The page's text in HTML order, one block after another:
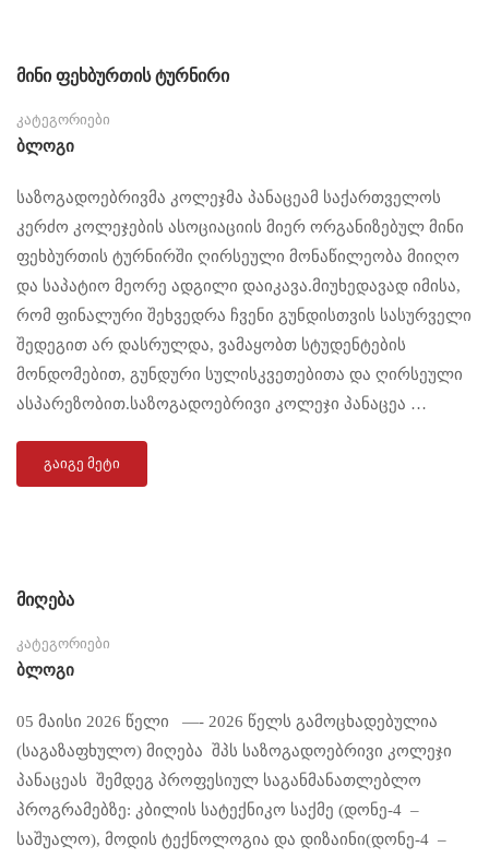
მინი ფეხბურთის ტურნირი
კატეგორიები
Ბლოგი
საზოგადოებრივმა კოლეჯმა პანაცეამ საქართველოს
კერძო კოლეჯების ასოციაციის მიერ ორგანიზებულ მინი
ფეხბურთის ტურნირში ღირსეული მონაწილეობა მიიღო
და საპატიო მეორე ადგილი დაიკავა.მიუხედავად იმისა,
რომ ფინალური შეხვედრა ჩვენი გუნდისთვის სასურველი
შედეგით არ დასრულდა, ვამაყობთ სტუდენტების
მონდომებით, გუნდური სულისკვეთებითა და ღირსეული
ასპარეზობით.საზოგადოებრივი კოლეჯი პანაცეა …
ᲒᲐᲘᲒᲔ ᲛᲔᲢᲘ
მიღება
კატეგორიები
Ბლოგი
05 მაისი 2026 წელი —- 2026 წელს გამოცხადებულია
(საგაზაფხულო) მიღება შპს საზოგადოებრივი კოლეჯი
პანაცეას შემდეგ პროფესიულ საგანმანათლებლო
პროგრამებზე: კბილის სატექნიკო საქმე (დონე-4 –
საშუალო), მოდის ტექნოლოგია და დიზაინი(დონე-4 –